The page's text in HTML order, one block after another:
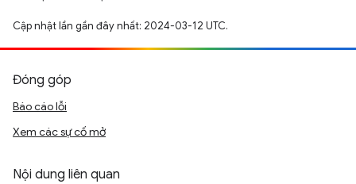
Cập nhật lần gần đây nhất: 2024-03-12 UTC.
Đóng góp
Báo cáo lỗi
Xem các sự cố mở
Nội dung liên quan